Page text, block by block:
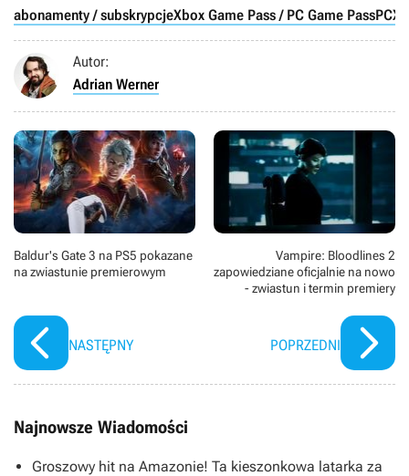
abonamenty / subskrypcjeXbox Game Pass / PC Game PassPC
Autor:
Adrian Werner
Baldur's Gate 3 na PS5 pokazane
na zwiastunie premierowym
NASTĘPNY
Vampire: Bloodlines 2
zapowiedziane oficjalnie na nowo
- zwiastun i termin premiery
POPRZEDNI
Najnowsze Wiadomości
Groszowy hit na Amazonie! Ta kieszonkowa latarka za